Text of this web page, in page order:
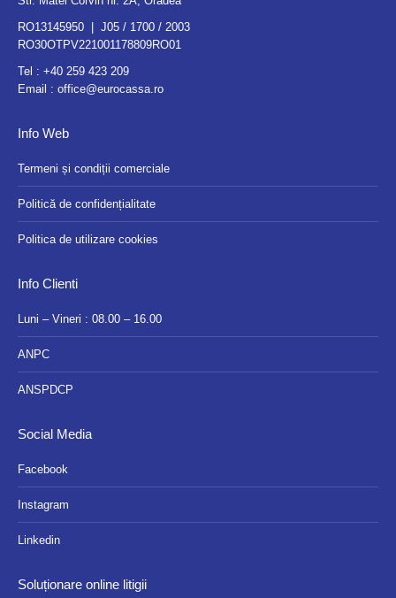
RO13145950 | J05 / 1700 / 2003
RO30OTPV221001178809RO01
Tel : +40 259 423 209
Email : office@eurocassa.ro
Info Web
Termeni și condiții comerciale
Politică de confidențialitate
Politica de utilizare cookies
Info Clienti
Luni – Vineri : 08.00 – 16.00
ANPC
ANSPDCP
Social Media
Facebook
Instagram
Linkedin
Soluționare online litigii